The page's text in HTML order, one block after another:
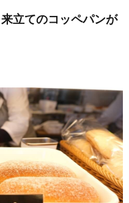
立てのコッペパンが